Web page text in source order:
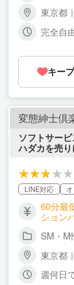
0分
0円～
0円
分
東京都
完全自
キー
変態紳士
ソフトサー
ハダカを売
を脱ぐ必要
LINE対応
60分最
ション
SM・M
東京都
週何日